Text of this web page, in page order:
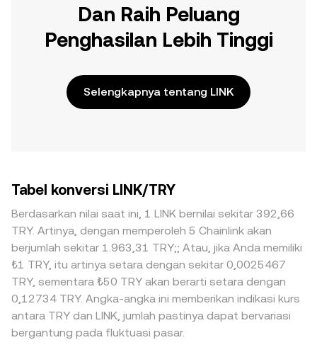
Dan Raih Peluang
Penghasilan Lebih Tinggi
Selengkapnya tentang LINK
Tabel konversi LINK/TRY
Berdasarkan nilai saat ini, 1 LINK bernilai sekitar 392,66
TRY. Artinya, dengan memperoleh 5 Chainlink akan
berjumlah sekitar 1.963,31 TRY;; Atau, jika Anda memiliki
₺1 TRY, itu artinya setara dengan sekitar 0,0025467
TRY, sementara ₺50 TRY akan berarti setara dengan
0,12734 TRY. Angka-angka ini memberikan indikasi kurs
antara TRY dan LINK, jumlah pastinya dapat bervariasi
bergantung pada fluktuasi pasar.